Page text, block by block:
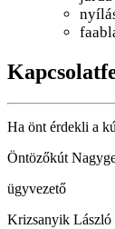
Ha önt érdekli a
Öntözőkút
ügyvezető
Krizsanyik László